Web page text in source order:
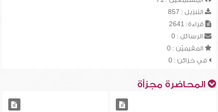
التنزيل : 857
قراءة: 2641
الرسائل : 0
المقيميّن : 0
في خزائن : 0
المحاضرة مجزأة